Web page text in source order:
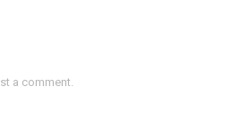
a comment.